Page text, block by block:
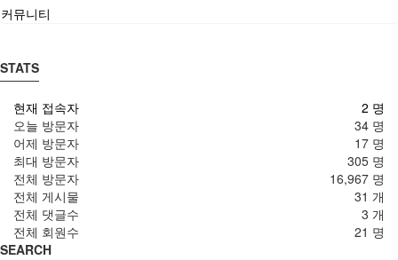
커뮤니티
STATS
2 명
현재 접속자
34 명
오늘 방문자
17 명
어제 방문자
305 명
최대 방문자
16,967 명
전체 방문자
31 개
전체 게시물
3 개
전체 댓글수
21 명
전체 회원수
SEARCH